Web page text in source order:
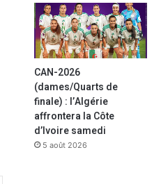
CAN-2026
(dames/Quarts de
finale) : l’Algérie
affrontera la Côte
d’Ivoire samedi
5 août 2026